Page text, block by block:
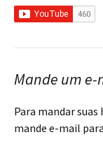
Mande um e-
Para mandar
mande e-mail para